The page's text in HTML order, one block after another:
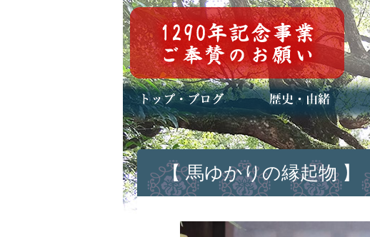
トップページ
ブログ(日々八百万)
お知らせ一覧 歴史・ご祭神
年中行事
メディア掲載
【 馬ゆかりの縁起物 】